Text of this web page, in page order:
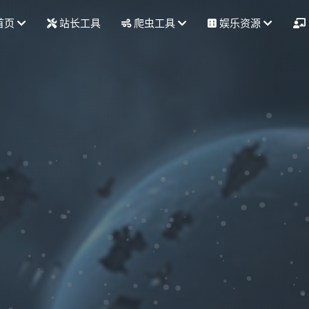
页 站长工具 爬虫工具 娱乐资源